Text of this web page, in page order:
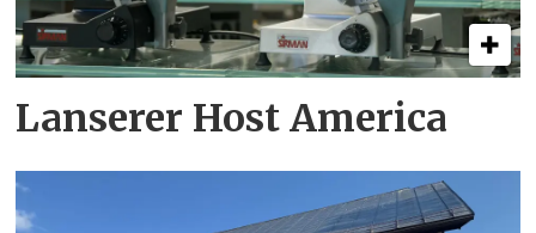
Lanserer Host America